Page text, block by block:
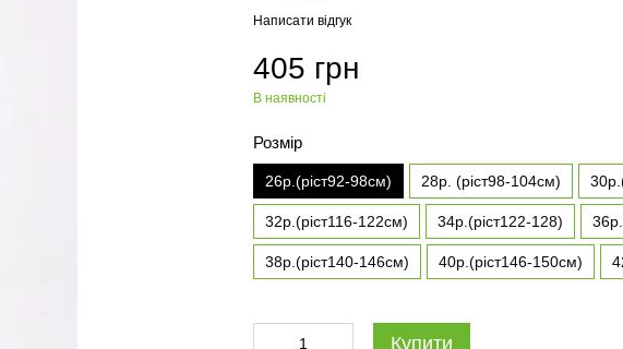
Написати відгук
405 грн
В наявності
Розмір
26р.(ріст92-98см) 28р. (ріст98-104см)
32р.(ріст116-122см) 34р.(ріст122-128)
38р.(ріст140-146см) 40р.(ріст146-150см)
Купити